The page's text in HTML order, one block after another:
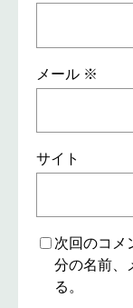
メール ※
サイト
次回のコメ
分の名前、
る。